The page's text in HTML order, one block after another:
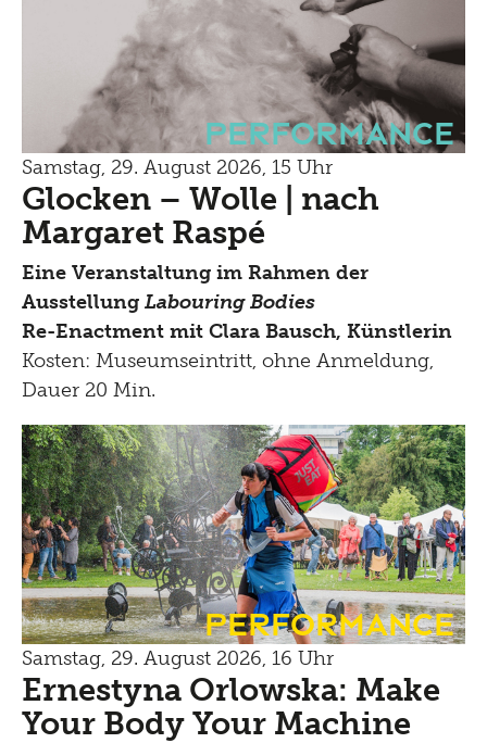
Performance
Samstag, 29. August 2026, 15 Uhr
Glocken – Wolle | nach
Margaret Raspé
Eine Veranstaltung im Rahmen der
Ausstellung Labouring Bodies
Re-Enactment mit Clara Bausch, Künstlerin
Kosten: Museumseintritt, ohne Anmeldung,
Dauer 20 Min.
Performance
Samstag, 29. August 2026, 16 Uhr
Ernestyna Orlowska: Make
Your Body Your Machine